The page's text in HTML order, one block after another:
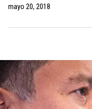
mayo 20, 2018